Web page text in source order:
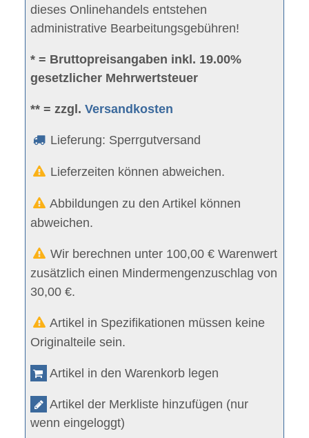
dieses Onlinehandels entstehen
administrative Bearbeitungsgebühren!
* = Bruttopreisangaben inkl. 19.00%
gesetzlicher Mehrwertsteuer
** = zzgl.Versandkosten
Lieferung: Sperrgutversand
Lieferzeiten können abweichen.
Abbildungen zu den Artikel können
abweichen.
Wir berechnen unter 100,00 € Warenwert
zusätzlich einen Mindermengenzuschlag von
30,00 €.
Artikel in Spezifikationen müssen keine
Originalteile sein.
Artikel in den Warenkorb legen
Artikel der Merkliste hinzufügen (nur
wenn eingeloggt)